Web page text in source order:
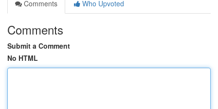
Comments
Who Upvoted
Comments
Submit a Comment
No HTML